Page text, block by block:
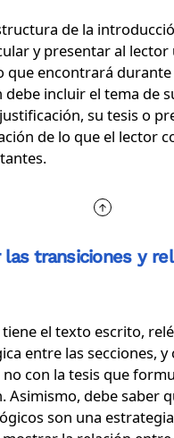
de la
y presentar al lector
que encontrará durante
incluir el tema de
su tesis o
de lo que el lector
las transiciones y
tiene el texto escrito,
entre las secciones, y
con la tesis que
Asimismo, debe saber
son una